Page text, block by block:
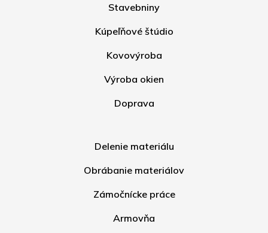
Stavebniny
Kúpeľňové štúdio
Kovovýroba
Výroba okien
Doprava
Delenie materiálu
Obrábanie materiálov
Zámočnícke práce
Armovňa